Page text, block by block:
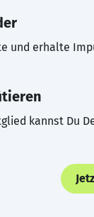
und erhalte
kannst Du